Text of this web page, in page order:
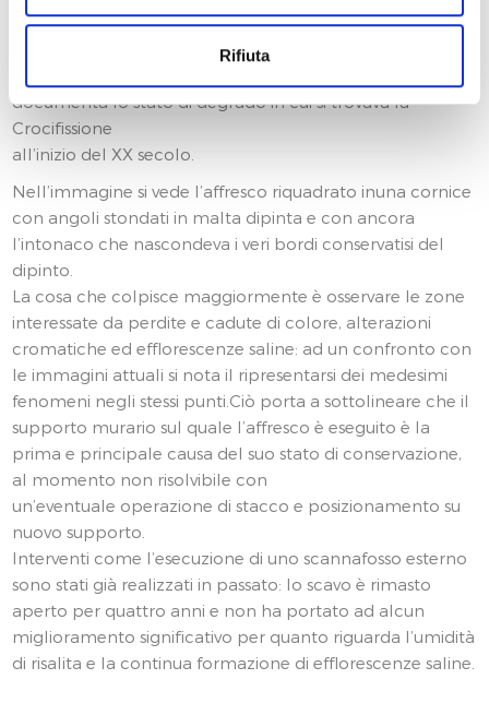
Rifiuta
da Giovanni Caprioli (1878-1962) durante un
sopralluogo nell’edificio ed ora conservata a Udine
documenta lo stato di degrado in cui si trovava la
Crocifissione
all’inizio del XX secolo.
Nell’immagine si vede l’affresco riquadrato inuna cornice
con angoli stondati in malta dipinta e con ancora
l’intonaco che nascondeva i veri bordi conservatisi del
dipinto.
La cosa che colpisce maggiormente è osservare le zone
interessate da perdite e cadute di colore, alterazioni
cromatiche ed efflorescenze saline: ad un confronto con
le immagini attuali si nota il ripresentarsi dei medesimi
fenomeni negli stessi punti.Ciò porta a sottolineare che il
supporto murario sul quale l’affresco è eseguito è la
prima e principale causa del suo stato di conservazione,
al momento non risolvibile con
un’eventuale operazione di stacco e posizionamento su
nuovo supporto.
Interventi come l’esecuzione di uno scannafosso esterno
sono stati già realizzati in passato: lo scavo è rimasto
aperto per quattro anni e non ha portato ad alcun
miglioramento significativo per quanto riguarda l’umidità
di risalita e la continua formazione di efflorescenze saline.